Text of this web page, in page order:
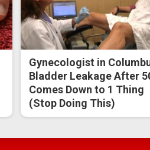
Gynecologist in
Bladder Leakage After
Comes Down to 1 Thing
(Stop Doing This)